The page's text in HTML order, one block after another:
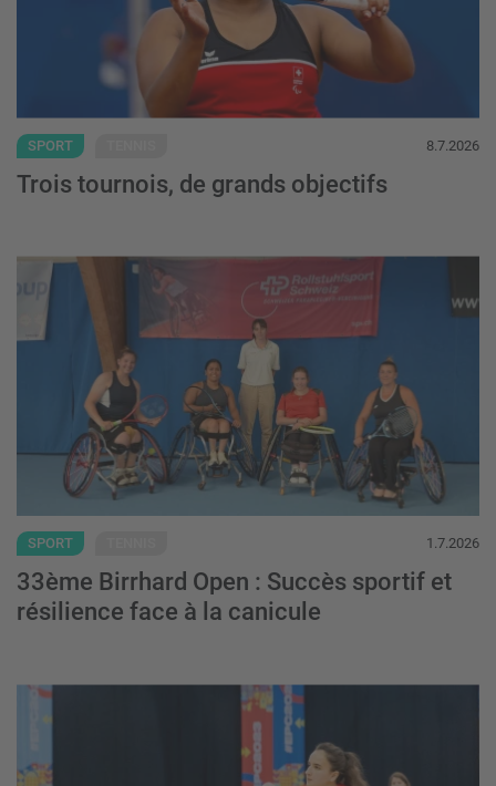
SPORT 8.7.2026
Trois tournois, de grands objectifs
33ème Birrhard Open : Succès sportif et
SPORT 1.7.2026
33ème Birrhard Open : Succès sportif et
résilience face à la canicule
Championnats d'Europe de parasport